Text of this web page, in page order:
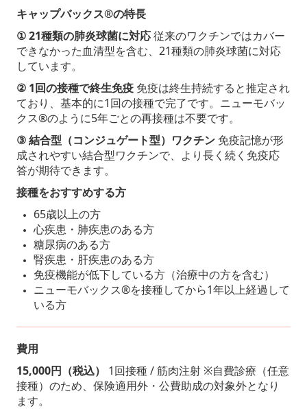
キャップバックス®の特長
① 21種類の肺炎球菌に対応従来のワクチンではカバー
できなかった血清型を含む、21種類の肺炎球菌に対応
しています。
② 1回の接種で終生免疫 免疫は終生持続すると推定され
ており、基本的に1回の接種で完了です。ニューモバッ
クス®のように5年ごとの再接種は不要です。
③結合型（コンジュゲート型）ワクチン 免疫記憶が形
成されやすい結合型ワクチンで、より長く続く免疫応
答が期待できます。
接種をおすすめする方
65歳以上の方
心疾患・肺疾患のある方
糖尿病のある方
腎疾患・肝疾患のある方
免疫機能が低下している方（治療中の方を含む）
ニューモバックス®を接種してから1年以上経過して
いる方
費用
15,000円（税込） 1回接種/筋肉注射 ※自費診療（任意
接種）のため、保険適用外・公費助成の対象外となり
ます。